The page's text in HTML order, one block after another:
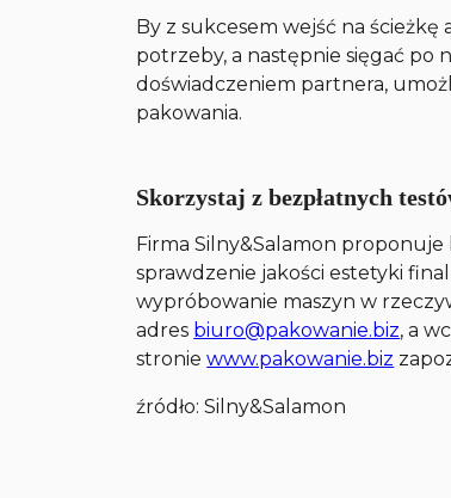
By z sukcesem wejść na
potrzeby, a następnie sięgać
doświadczeniem partnera,
pakowania.
Skorzystaj z bezpłatnych
Firma Silny&Salamon
sprawdzenie jakości estetyki
wypróbowanie maszyn w
adres biuro@pakowanie.biz, a
stroniewww.pakowanie.biz
źródło: Silny&Salamon